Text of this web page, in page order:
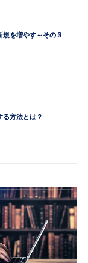
規を増やす～その３
る方法とは？